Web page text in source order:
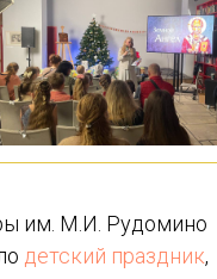
им. М.И. Рудомино
детский праздник,